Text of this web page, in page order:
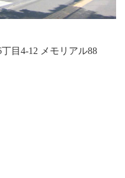
目4-12 メモリアル88